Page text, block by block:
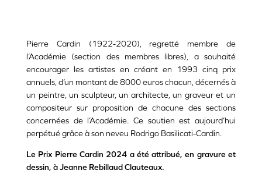
Pierre Cardin (1922-2020), regretté membre de
l’Académie (section des membres libres), a souhaité
encourager les artistes en créant en 1993 cinq prix
annuels, d’un montant de 8000 euros chacun, décernés à
un peintre, un sculpteur, un architecte, un graveur et un
compositeur sur proposition de chacune des sections
concernées de l’Académie. Ce soutien est aujourd’hui
perpétué grâce à son neveu Rodrigo Basilicati-Cardin.
Le Prix Pierre Cardin 2024 a été attribué, en gravure et
dessin, à Jeanne Rebillaud Clauteaux.